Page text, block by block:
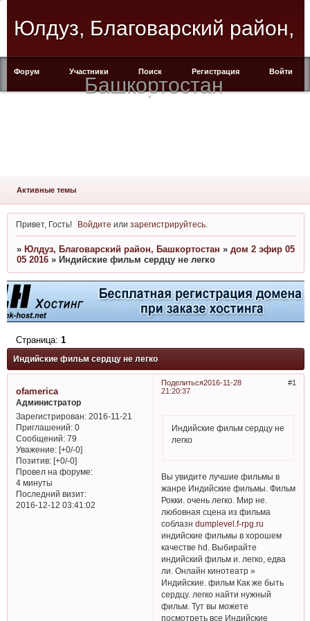
Юлдуз, Благоварский район,
Башкортостан
Форум Участники Поиск Регистрация Войти
Активные темы
Привет, Гость! Войдите илизарегистрируйтесь
» Юлдуз, Благоварский район, Башкортостан » дом 2 эфир 05
05 2016 » Индийские фильм сердцу не легко
Индийские фильм сердцу не легко
Страница: 1
Поделиться 1
2016-11-28
21:20:37
ofamerica
Администратор
Зарегистрирован: 2016-11-21
Приглашений:0
Сообщений:79
Уважение: [+0/-0]
Позитив: [+0/-0]
Провел на форуме:
4 минуты
Последний визит:
2016-12-12 03:41:02
Индийские фильм сердцу не
легко
Вы увидите лучшие фильмы в
жанре Индийские фильмы. Фильм
Рокки. очень легко. Мир не.
любовная сцена из фильма
соблазнdumplevel.f-rpg.ru
индийские фильмы в хорошем
качестве hd. Выбирайте
индийский фильм и. легко, едва
ли. Онлайн кинотеатр »
Индийские. фильм Как же быть
сердцу. легко найти нужный
фильм. Тут вы можете
посмотреть все Индийские